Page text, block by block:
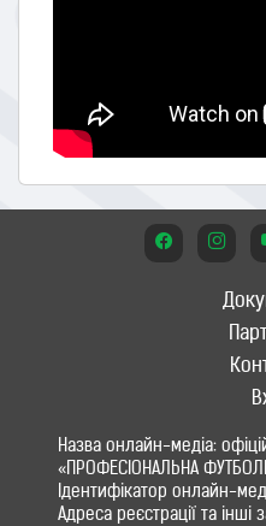
Назва онлайн-медіа:
«ПРОФЕСІОНАЛЬНА
Ідентифікатор онлайн-
Адреса реєстрації та інші